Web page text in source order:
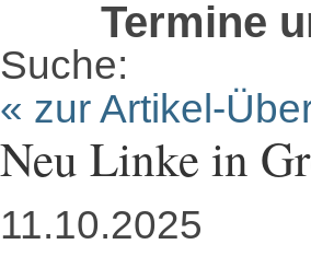
Termine
Suche:
« zur Artikel-
Neu Linke in
11.10.2025